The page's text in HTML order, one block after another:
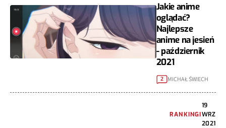
Jakie anime
oglądać?
Najlepsze
anime na jesień
- październik
2021
2 MICHAŁ ŚWIECH
RANKINGI
19
WRZ
2021